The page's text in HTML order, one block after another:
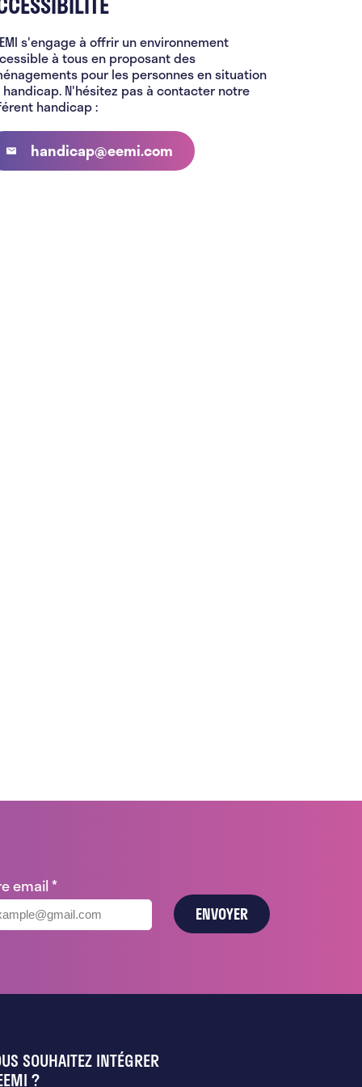
s'engage à offrir un environnement
à tous en proposant des
pour les personnes en situation
N'hésitez pas à contacter notre
handicap :
handicap@eemi.com
email*
ENVOYER
SOUHAITEZ INTÉGRER
?